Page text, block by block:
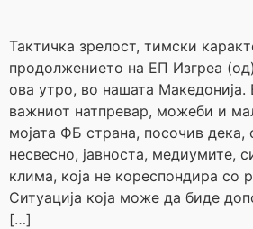
Тактичка зрелост, тимски
продолжението на ЕП Изгреа
ова утро, во нашата Македонија.
важниот натпревар, можеби и
мојата ФБ страна, посочив дека,
несвесно, јавноста, медиумите,
клима, која не кореспондира со
Ситуација која може да биде
[…]